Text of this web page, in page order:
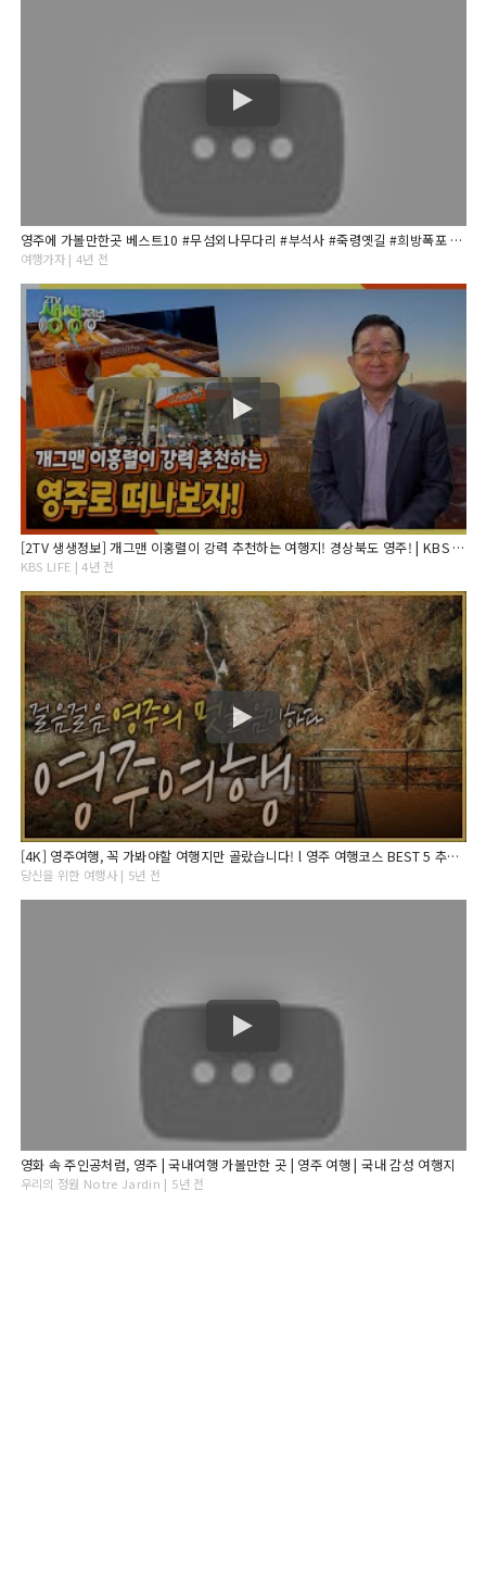
영주에 가볼만한곳 베스트10 #무섬외나무다리 #부석사 #죽령옛길 #희방폭포 #소수서원
여행가자 | 4년 전
[2TV 생생정보] 개그맨 이홍렬이 강력 추천하는 여행지! 경상북도 영주! | KBS 220228 방송
KBS LIFE | 4년 전
[4K] 영주여행, 꼭 가봐야할 여행지만 골랐습니다! l 영주 여행코스 BEST 5 추천 (무섬마을, 근대역사문화거리, 희방폭포, 삼판서고택, 국립 산림치유원)
당신을 위한 여행사 | 5년 전
영화 속 주인공처럼, 영주 | 국내여행 가볼만한 곳 | 영주 여행 | 국내 감성 여행지
우리의 정원 Notre Jardin | 5년 전